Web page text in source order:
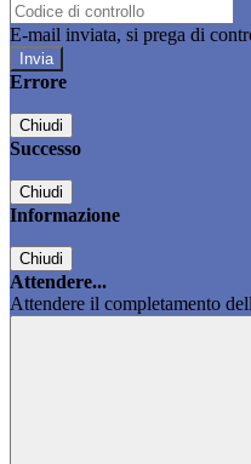
E-mail inviata, si prega di
Errore
Chiudi
Successo
Chiudi
Informazione
Chiudi
Attendere...
Attendere il completamento